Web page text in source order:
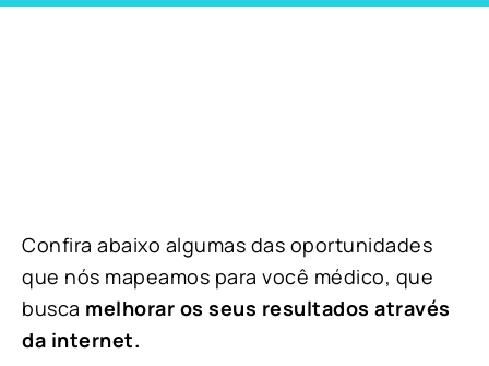
Confira abaixo algumas das oportunidades
que nós mapeamos para você médico, que
busca melhorar os seus resultados através
da internet.